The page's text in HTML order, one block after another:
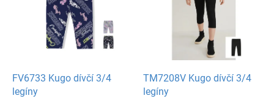
FV6733 Kugo dívčí 3/4
legíny
TM7208V Kugo dívčí 3/4
legíny